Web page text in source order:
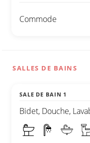
Commode
SALLES DE BAINS
SALE DE BAIN 1
Bidet, Douche,